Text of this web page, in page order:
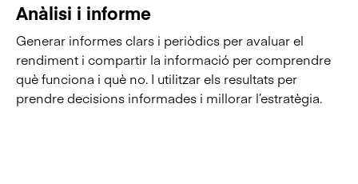
Anàlisi i informe
Generar informes clars i periòdics per avaluar el
rendiment i compartir la informació per comprendre
què funciona i què no. I utilitzar els resultats per
prendre decisions informades i millorar l’estratègia.